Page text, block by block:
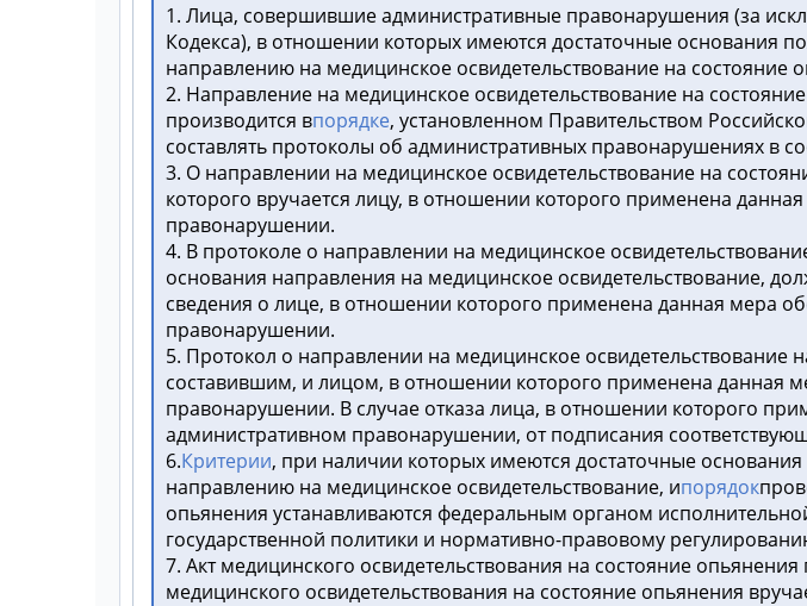
1. Лица, совершившие административные правонарушения (за
Кодекса), в отношении которых имеются достаточные основания
направлению на медицинское освидетельствование на состояние
2. Направление на медицинское освидетельствование на
производится впорядке, установленном Правительством
составлять протоколы об административных правонарушениях в
3. О направлении на медицинское освидетельствование на
которого вручается лицу, в отношении которого применена
правонарушении.
4. В протоколе о направлении на медицинское
основания направления на медицинское освидетельствование,
сведения о лице, в отношении которого применена данная мера
правонарушении.
5. Протокол о направлении на медицинское
составившим, и лицом, в отношении которого применена данная
правонарушении. В случае отказа лица, в отношении которого
административном правонарушении, от подписания
6.Критерии, при наличии которых имеются достаточные
направлению на медицинское освидетельствование, ипорядок
опьянения устанавливаются федеральным органом
государственной политики и нормативно-правовому
7. Акт медицинского освидетельствования на состояние
медицинского освидетельствования на состояние опьянения